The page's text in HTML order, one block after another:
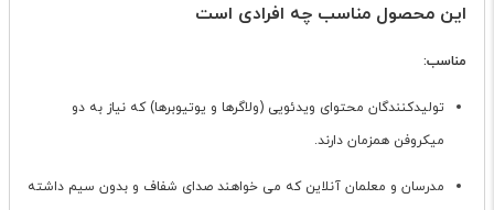
این محصول مناسب چه افرادی است
مناسب:
تولیدکنندگان محتوای ویدئویی (ولاگرها و یوتیوبرها) که نیاز به دو
میکروفن همزمان دارند.
مدرسان و معلمان آنلاین که می خواهند صدای شفاف و بدون سیم داشته